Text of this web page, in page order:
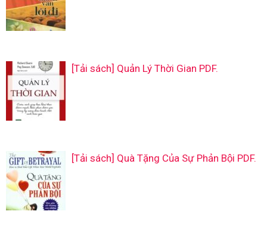
[Tải sách] Quản Lý Thời Gian PDF.
[Tải sách] Quà Tặng Của Sự Phản Bội PDF.